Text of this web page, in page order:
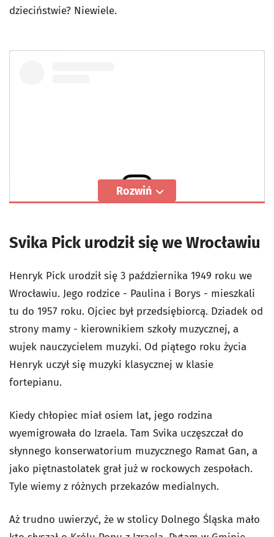
dzieciństwie? Niewiele.
Rozwiń
Svika Pick urodził się we Wrocławiu
Henryk Pick urodził się 3 października 1949 roku we
Wrocławiu. Jego rodzice - Paulina i Borys - mieszkali
tu do 1957 roku. Ojciec był przedsiębiorcą. Dziadek od
strony mamy - kierownikiem szkoły muzycznej, a
wujek nauczycielem muzyki. Od piątego roku życia
Henryk uczył się muzyki klasycznej w klasie
fortepianu.
Kiedy chłopiec miał osiem lat, jego rodzina
wyemigrowała do Izraela. Tam Svika uczęszczał do
słynnego konserwatorium muzycznego Ramat Gan, a
jako piętnastolatek grał już w rockowych zespołach.
Tyle wiemy z różnych przekazów medialnych.
Aż trudno uwierzyć, że w stolicy Dolnego Śląska mało